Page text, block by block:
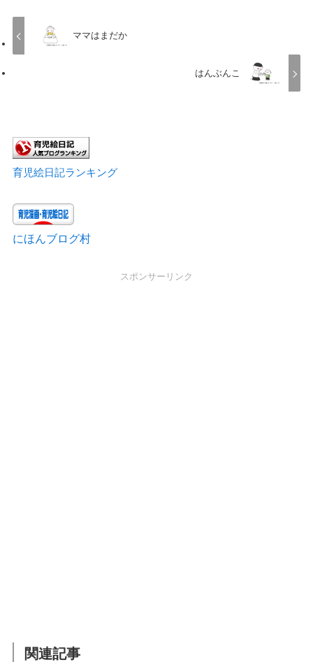
ママはまだか
はんぶんこ
育児絵日記ランキング
にほんブログ村
スポンサーリンク
関連記事